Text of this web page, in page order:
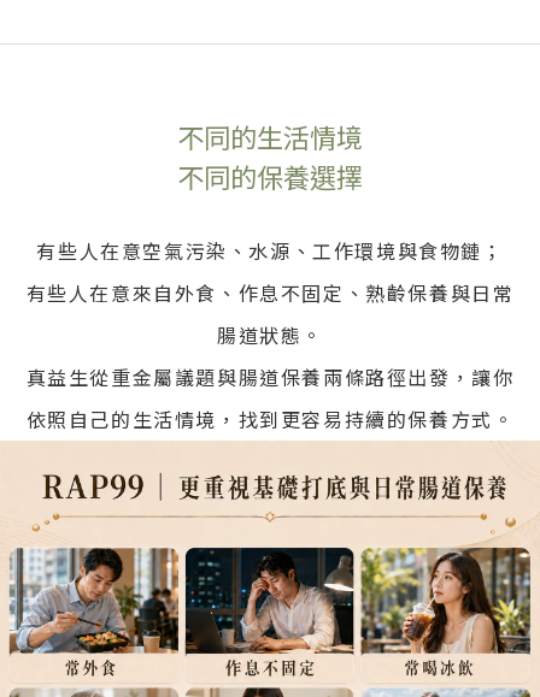
不同的生活情境
不同的保養選擇
有些人在意空氣污染、水源、工作環境與食物鏈；
有些人在意來自外食、作息不固定、熟齡保養與日常
腸道狀態。
真益生從重金屬議題與腸道保養兩條路徑出發，讓你
依照自己的生活情境，找到更容易持續的保養方式。